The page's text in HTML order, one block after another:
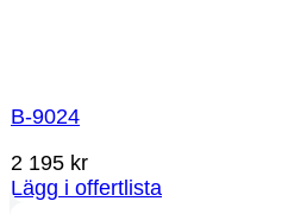
B-9024
2 195 kr
Lägg i offertlista